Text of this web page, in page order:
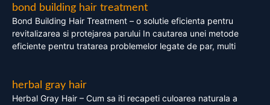
bond building hair treatment
Bond Building Hair Treatment – o solutie eficienta pentru
revitalizarea si protejarea parului In cautarea unei metode
eficiente pentru tratarea problemelor legate de par, multi
herbal gray hair
Herbal Gray Hair – Cum sa iti recapeti culoarea naturala a